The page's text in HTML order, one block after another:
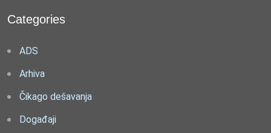
Categories
ADS
Arhiva
Čikago dešavanja
Događaji